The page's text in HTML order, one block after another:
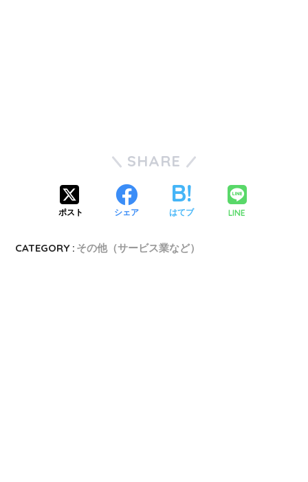
SHARE
ポスト シェア はてブ LINE
CATEGORY : その他（サービス業など）